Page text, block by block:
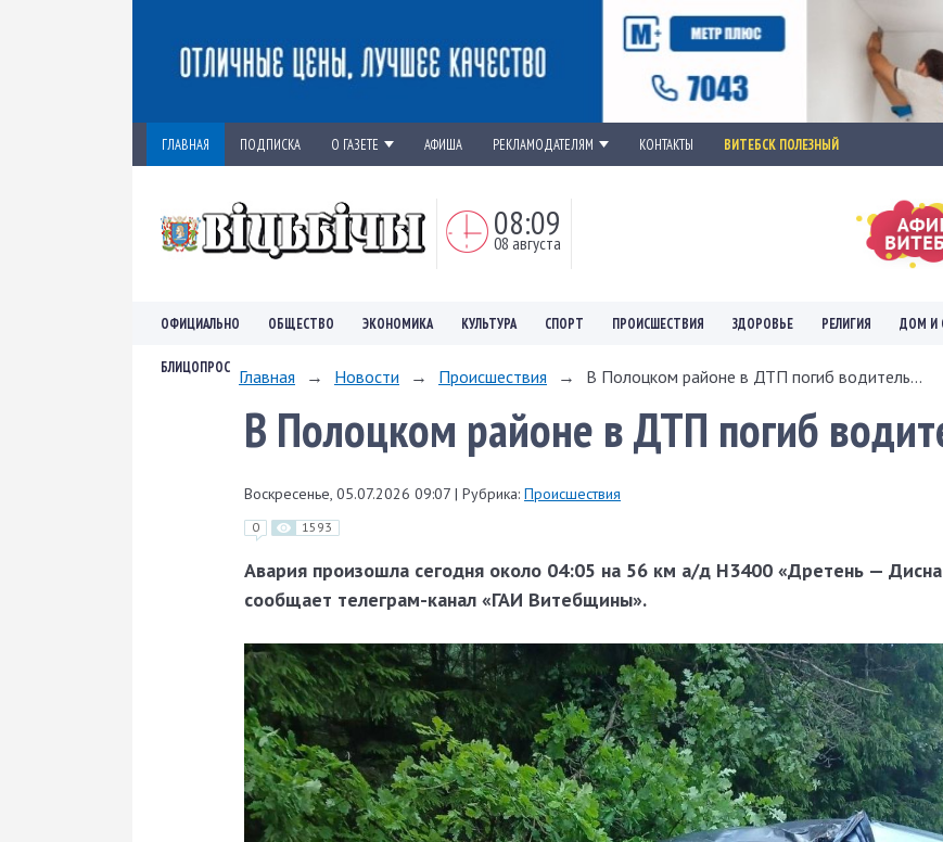
ГЛАВНАЯ ПОДПИСКА О ГАЗЕТЕ АФИША РЕКЛАМОДАТЕЛЯМ КОНТАКТЫ ВИТЕБСК ПОЛЕЗНЫЙ
08:09
08 августа
ОФИЦИАЛЬНО ОБЩЕСТВО ЭКОНОМИКА КУЛЬТУРА СПОРТ ПРОИСШЕСТВИЯ ЗДОРОВЬЕ РЕЛИГИЯ ДОМ И
БЛИЦОПРОС Главная → Новости → Происшествия → В Полоцком районе в ДТП погиб водитель...
В Полоцком районе в ДТП погиб
Воскресенье, 05.07.2026 09:07 | Рубрика: Происшествия
0 1593
Авария произошла сегодня около 04:05 на 56 км а/д Н3400 «Дретень —
сообщает телеграм-канал «ГАИ Витебщины».